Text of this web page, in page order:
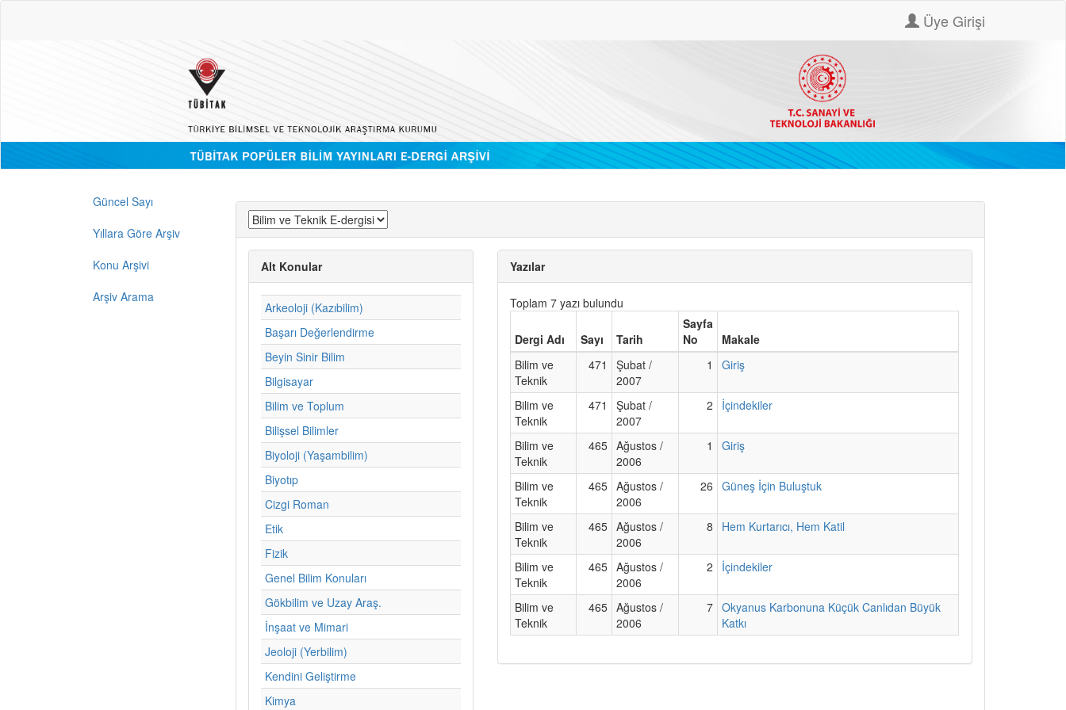
Üye Girişi
Güncel Sayı
Yıllara Göre Arşiv
Konu Arşivi
Arşiv Arama
Alt Konular
Arkeoloji (Kazıbilim)
Başarı Değerlendirme
Beyin Sinir Bilim
Bilgisayar
Bilim ve Toplum
Bilişsel Bilimler
Biyoloji (Yaşambilim)
Biyotıp
Cizgi Roman
Etik
Fizik
Genel Bilim Konuları
Gökbilim ve Uzay Araş.
İnşaat ve Mimari
Jeoloji (Yerbilim)
Kendini Geliştirme
Kimya
Yazılar
Toplam 7 yazı bulundu
Dergi Adı Sayı Tarih
Sayfa
No
Makale
Bilim ve
Teknik
471
Şubat /
2007
1 Giriş
Bilim ve
Teknik
471
Şubat /
2007
2 İçindekiler
Bilim ve
Teknik
465 Ağustos /
2006
1 Giriş
Bilim ve
Teknik
465 Ağustos /
2006
26 Güneş İçin Buluştuk
Bilim ve
Teknik
465 Ağustos /
2006
8 Hem Kurtarıcı, Hem Katil
Bilim ve
Teknik
465 Ağustos /
2006
2 İçindekiler
Bilim ve
Teknik
465 Ağustos /
2006
7 Okyanus Karbonuna Küçük Canlıdan Büyük
Katkı